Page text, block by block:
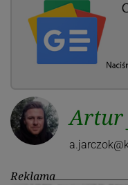
Artur
Reklama